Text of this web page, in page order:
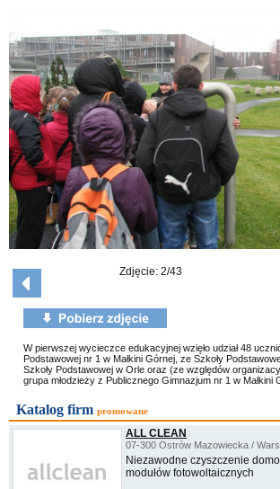
Zdjęcie: 2/43
W pierwszej wycieczce edukacyjnej wzięło udział 48
Podstawowej nr 1 w Małkini Górnej, ze Szkoły
Szkoły Podstawowej w Orle oraz (ze względów
grupa młodzieży z Publicznego Gimnazjum nr 1 w Małkini
Katalog firm promowane
ALL CLEAN
07-300 Ostrów Mazowiecka /
Niezawodne czyszczenie
modułów fotowoltaicznych